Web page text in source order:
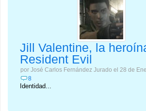
Jill Valentine, la
Resident Evil
por José Carlos Fernández Jurado el 28 de
8
Identidad...